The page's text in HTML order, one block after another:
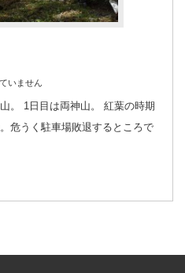
いません
。 1日目は両神山。 紅葉の時期
危うく駐車場敗退するところで